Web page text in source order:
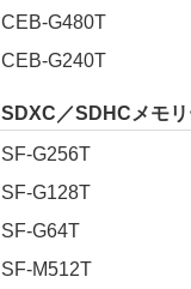
CEB-G480T
CEB-G240T
SDXC／SDHCメモ
SF-G256T
SF-G128T
SF-G64T
SF-M512T